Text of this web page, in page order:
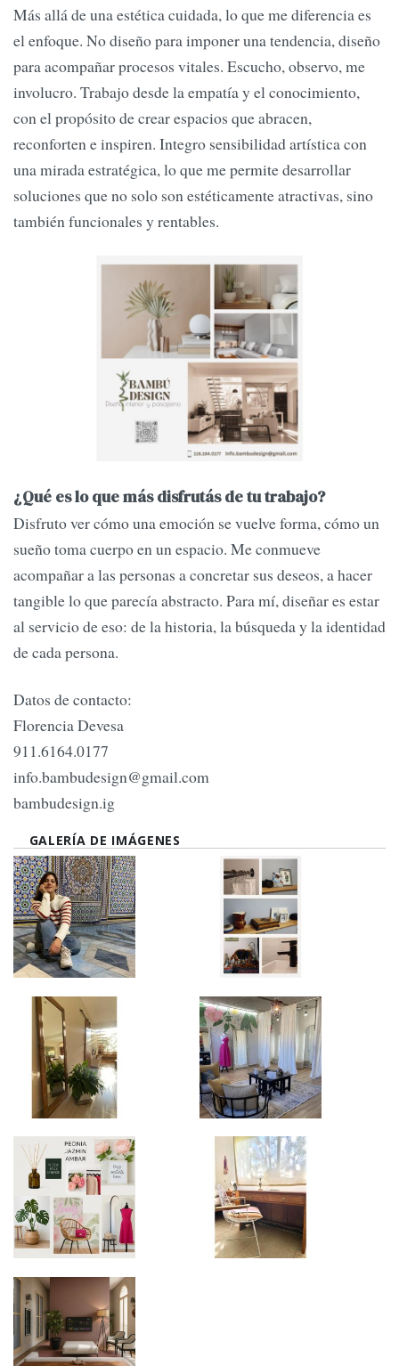
Más allá de una estética cuidada, lo que me diferencia es
el enfoque. No diseño para imponer una tendencia, diseño
para acompañar procesos vitales. Escucho, observo, me
involucro. Trabajo desde la empatía y el conocimiento,
con el propósito de crear espacios que abracen,
reconforten e inspiren. Integro sensibilidad artística con
una mirada estratégica, lo que me permite desarrollar
soluciones que no solo son estéticamente atractivas, sino
también funcionales y rentables.
¿Qué es lo que más disfrutás de tu trabajo?
Disfruto ver cómo una emoción se vuelve forma, cómo un
sueño toma cuerpo en un espacio. Me conmueve
acompañar a las personas a concretar sus deseos, a hacer
tangible lo que parecía abstracto. Para mí, diseñar es estar
al servicio de eso: de la historia, la búsqueda y la identidad
de cada persona.
Datos de contacto:
Florencia Devesa
911.6164.0177
info.bambudesign@gmail.com
bambudesign.ig
GALERÍA DE IMÁGENES